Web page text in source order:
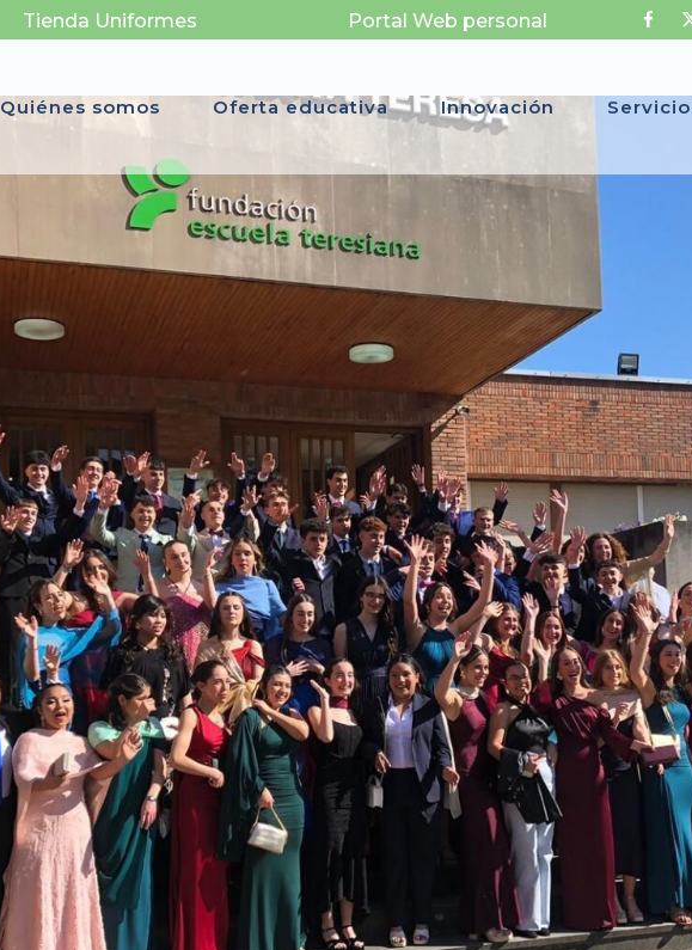
Tienda Uniformes Portal Web personal
Quiénes somos Oferta educativa Innovación